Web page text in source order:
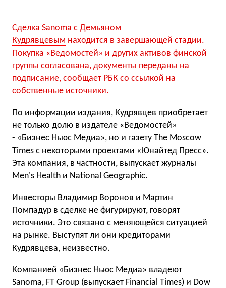
Сделка Sanoma с Демьяном
Кудрявцевым находится в завершающей стадии.
Покупка «Ведомостей» и других активов финской
группы согласована, документы переданы на
подписание, сообщает РБК со ссылкой на
собственные источники.
По информации издания, Кудрявцев приобретает
не только долю в издателе «Ведомостей»
- «Бизнес Ньюс Медиа», но и газету The Moscow
Times с некоторыми проектами «Юнайтед Пресс».
Эта компания, в частности, выпускает журналы
Men's Health и National Geographic.
Инвесторы Владимир Воронов и Мартин
Помпадур в сделке не фигурируют, говорят
источники. Это связано с меняющейся ситуацией
на рынке. Выступят ли они кредиторами
Кудрявцева, неизвестно.
Компанией «Бизнес Ньюс Медиа» владеют
Sanoma, FT Group (выпускает Financial Times) и Dow